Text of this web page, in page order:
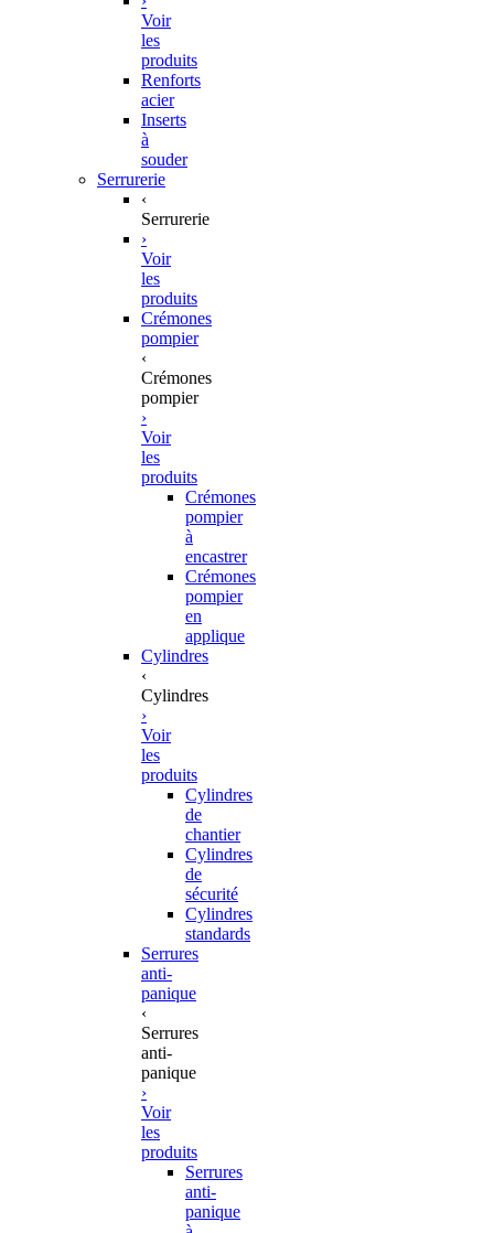
Voir
les
produits
Renforts
acier
Inserts
à
souder
Serrurerie
‹
Serrurerie
›
Voir
les
produits
Crémones
pompier
‹
Crémones
pompier
›
Voir
les
produits
Crémones
pompier
à
encastrer
Crémones
pompier
en
applique
Cylindres
‹
Cylindres
›
Voir
les
produits
Cylindres
de
chantier
Cylindres
de
sécurité
Cylindres
standards
Serrures
anti-
panique
‹
Serrures
anti-
panique
›
Voir
les
produits
Serrures
anti-
panique